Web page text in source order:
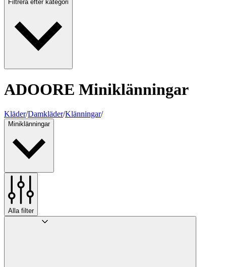
Filtrera efter kategori
ADOORE Miniklänningar
Kläder/Damkläder/Klänningar/
Miniklänningar
Alla filter